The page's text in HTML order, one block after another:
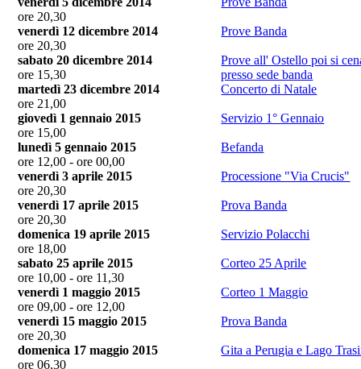
ore 20,30
venerdì 12 dicembre 2014
ore 20,30
Prove Banda
sabato 20 dicembre 2014
ore 15,30
Prove all' Ostello poi si
presso sede banda
martedì 23 dicembre 2014
ore 21,00
Concerto di Natale
giovedì 1 gennaio 2015
ore 15,00
Servizio 1° Gennaio
lunedì 5 gennaio 2015
ore 12,00 - ore 00,00
Befanda
venerdì 3 aprile 2015
ore 20,30
Processione "Via Crucis"
venerdì 17 aprile 2015
ore 20,30
Prova Banda
domenica 19 aprile 2015
ore 18,00
Servizio Polacchi
sabato 25 aprile 2015
ore 10,00 - ore 11,30
Corteo 25 Aprile
venerdì 1 maggio 2015
ore 09,00 - ore 12,00
Corteo 1 Maggio
venerdì 15 maggio 2015
ore 20,30
Prova Banda
domenica 17 maggio 2015
ore 06,30
Gita a Perugia e Lago